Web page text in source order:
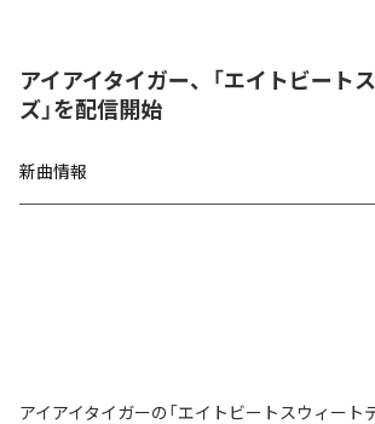
アイアイタイガー、「エイトビート
ズ」を配信開始
新曲情報
アイアイタイガーの「エイトビートスウィート